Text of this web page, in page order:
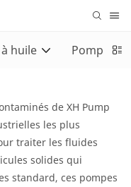
huile Pompe
de XH Pump
les plus
traiter les fluides
solides qui
standard, ces pompes